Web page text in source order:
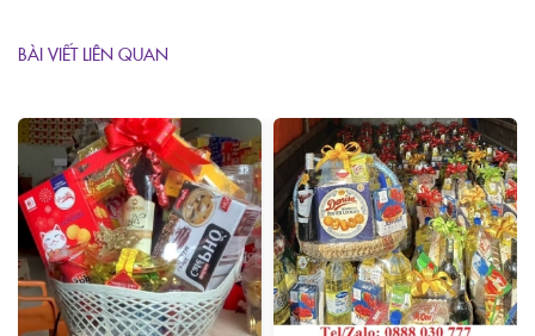
BÀI VIẾT LIÊN QUAN